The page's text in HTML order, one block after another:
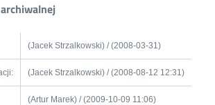
(Jacek Strzalkowski) / (2008-03-31)
(Jacek Strzalkowski) / (2008-08-12 12:31)
(Artur Marek) / (2009-10-09 11:06)